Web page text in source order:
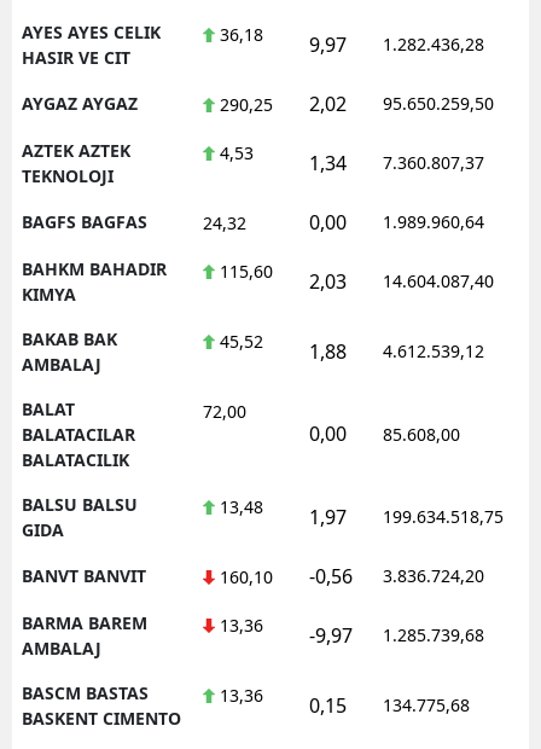
AYES AYES CELIK
HASIR VE CIT
36,18 9,97 1.282.436,28
AYGAZ AYGAZ 290,25 2,02 95.650.259,50
AZTEK AZTEK
TEKNOLOJI
4,53 1,34 7.360.807,37
BAGFS BAGFAS 24,32 0,00 1.989.960,64
BAHKM BAHADIR
KIMYA
115,60 2,03 14.604.087,40
BAKAB BAK
AMBALAJ
45,52 1,88 4.612.539,12
BALAT
BALATACILAR
BALATACILIK
72,00
0,00 85.608,00
BALSU BALSU
GIDA
13,48 1,97 199.634.518,75
BANVT BANVIT 160,10 -0,56 3.836.724,20
BARMA BAREM
AMBALAJ
13,36 -9,97 1.285.739,68
BASCM BASTAS
BASKENT CIMENTO
13,36 0,15 134.775,68